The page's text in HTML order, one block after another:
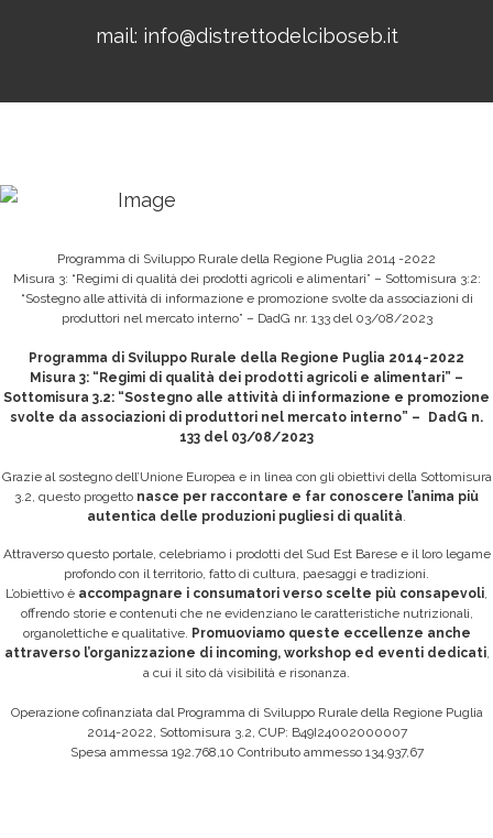
mail: info@distrettodelciboseb.it
Programma di Sviluppo Rurale della Regione Puglia 2014 -2022
Misura 3: “Regimi di qualità dei prodotti agricoli e alimentari” – Sottomisura 3:2:
“Sostegno alle attività di informazione e promozione svolte da associazioni di
produttori nel mercato interno” – DadG nr. 133 del 03/08/2023
Programma di Sviluppo Rurale della Regione Puglia 2014-2022
Misura 3: “Regimi di qualità dei prodotti agricoli e alimentari” –
Sottomisura 3.2: “Sostegno alle attività di informazione e promozione
svolte da associazioni di produttori nel mercato interno” – DadG n.
133 del 03/08/2023
Grazie al sostegno dell’Unione Europea e in linea con gli obiettivi della Sottomisura
3.2, questo progetto nasce per raccontare e far conoscere l’anima più
autentica delle produzioni pugliesi di qualità.
Attraverso questo portale, celebriamo i prodotti del Sud Est Barese e il loro legame
profondo con il territorio, fatto di cultura, paesaggi e tradizioni.
L’obiettivo è accompagnare i consumatori verso scelte più consapevoli,
offrendo storie e contenuti che ne evidenziano le caratteristiche nutrizionali,
organolettiche e qualitative. Promuoviamo queste eccellenze anche
attraverso l’organizzazione di incoming, workshop ed eventi dedicati,
a cui il sito dà visibilità e risonanza.
Operazione cofinanziata dal Programma di Sviluppo Rurale della Regione Puglia
2014-2022, Sottomisura 3.2, CUP: B49I24002000007
Spesa ammessa 192.768,10 Contributo ammesso 134.937,67